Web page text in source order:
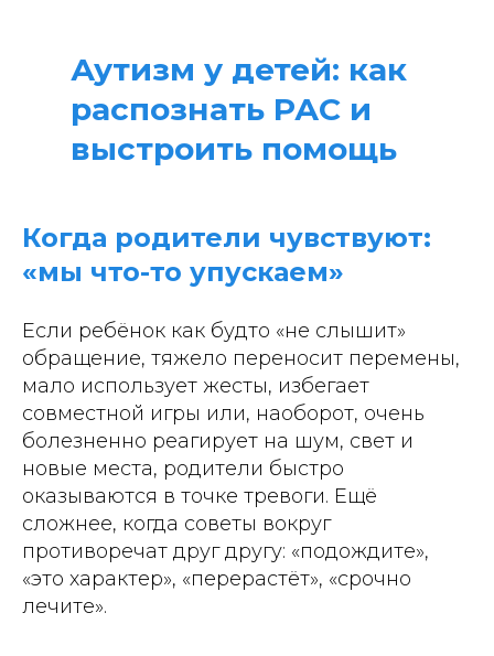
Аутизм у детей: как
распознать РАС и
выстроить помощь
Когда родители чувствуют:
«мы что-то упускаем»
Если ребёнок как будто «не слышит»
обращение, тяжело переносит перемены,
мало использует жесты, избегает
совместной игры или, наоборот, очень
болезненно реагирует на шум, свет и
новые места, родители быстро
оказываются в точке тревоги. Ещё
сложнее, когда советы вокруг
противоречат друг другу: «подождите»,
«это характер», «перерастёт», «срочно
лечите».